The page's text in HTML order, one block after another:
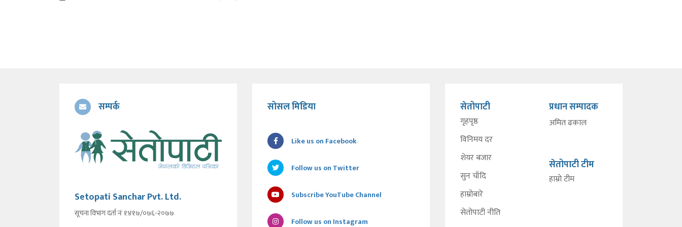
सम्पर्क
Setopati Sanchar Pvt. Ltd.
सूचना विभाग दर्ता नंः १४१७/०७६-२०७७
सोसल मिडिया
Like us on Facebook
Follow us on Twitter
Subscribe YouTube Channel
Follow us on Instagram
सेतोपाटी
गृहपृष्ठ
विनिमय दर
शेयर बजार
सुन चाँदि
हाम्रोबारे
सेतोपाटी नीति
प्रधान सम्पादक
अमित ढकाल
सेतोपाटी टीम
हाम्रो टीम